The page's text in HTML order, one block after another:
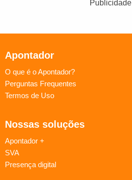
Publicidade
Apontador
O que é o Apontador?
Perguntas Frequentes
Termos de Uso
Nossas soluções
Apontador +
SVA
Presença digital